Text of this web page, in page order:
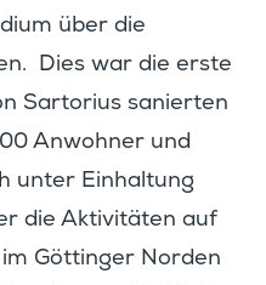
über die
Dies war die erste
Sarto­rius sanierten
Anwohner und
unter Einhal­tung
die Aktivi­täten auf
Göttinger Norden